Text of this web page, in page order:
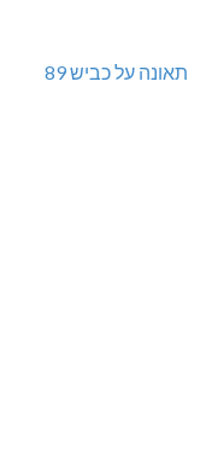
תאונה על כביש 89